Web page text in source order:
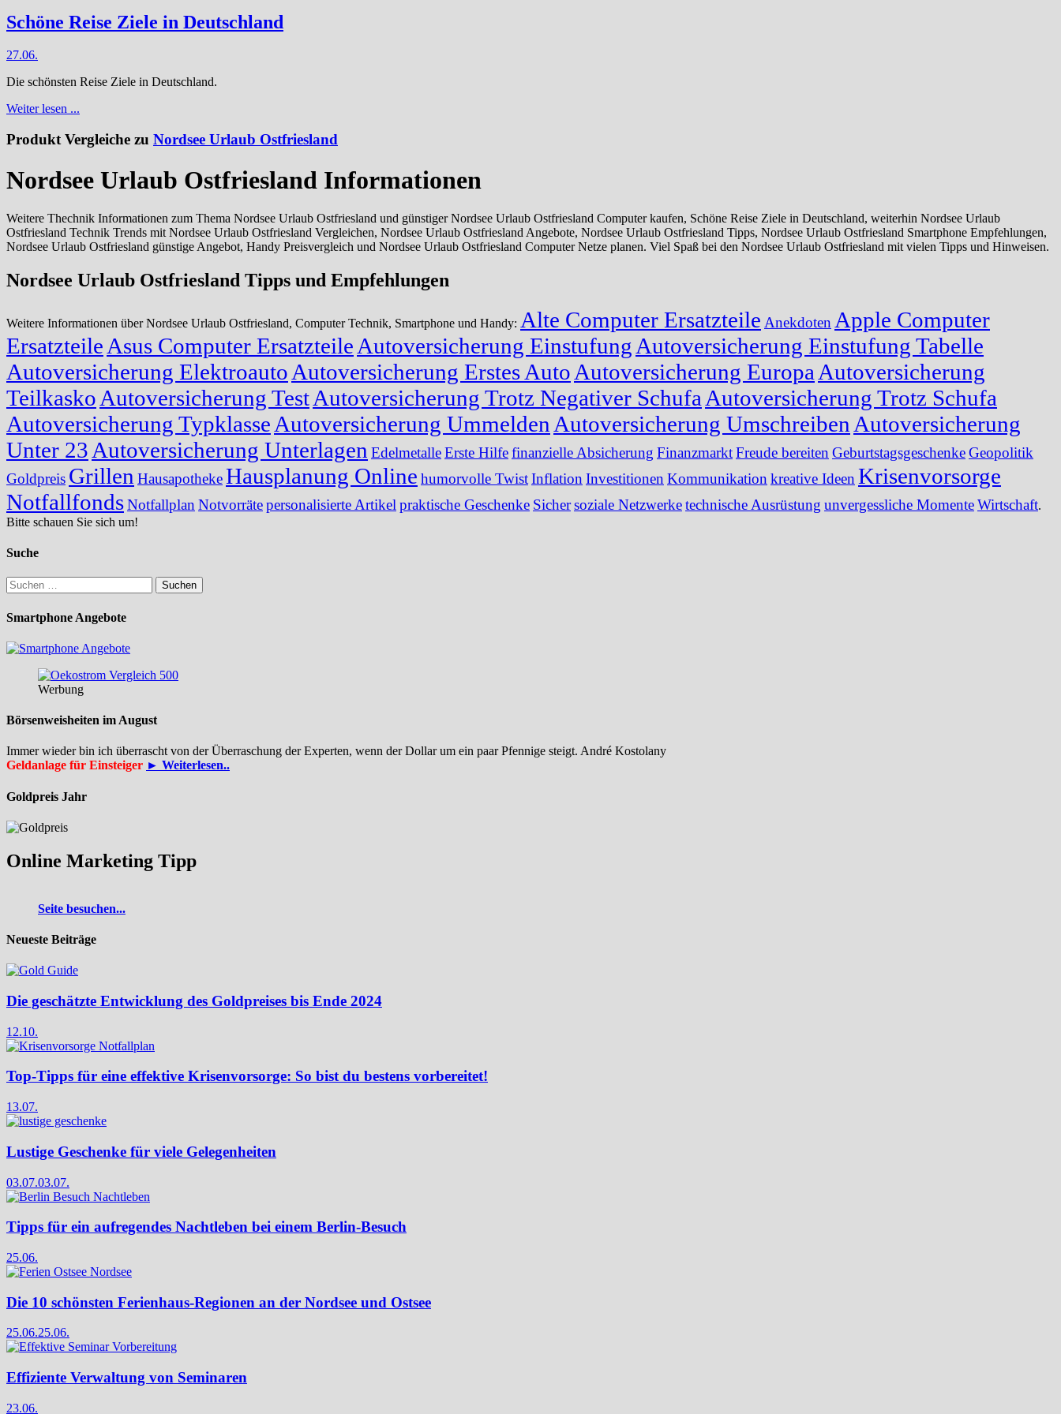
Schöne Reise Ziele in Deutschland
27.06.
Die schönsten Reise Ziele in Deutschland.
Weiter lesen ...
Produkt Vergleiche zu Nordsee Urlaub Ostfriesland
Nordsee Urlaub Ostfriesland Informationen
Weitere Thechnik Informationen zum Thema Nordsee Urlaub Ostfriesland und günstiger Nordsee Urlaub Ostfriesland Computer kaufen, Schöne Reise Ziele in Deutschland, weiterhin Nordsee Urlaub
Ostfriesland Technik Trends mit Nordsee Urlaub Ostfriesland Vergleichen, Nordsee Urlaub Ostfriesland Angebote, Nordsee Urlaub Ostfriesland Tipps, Nordsee Urlaub Ostfriesland Smartphone Empfehlungen,
Nordsee Urlaub Ostfriesland günstige Angebot, Handy Preisvergleich und Nordsee Urlaub Ostfriesland Computer Netze planen. Viel Spaß bei den Nordsee Urlaub Ostfriesland mit vielen Tipps und Hinweisen.
Nordsee Urlaub Ostfriesland Tipps und Empfehlungen
Weitere Informationen über Nordsee Urlaub Ostfriesland, Computer Technik, Smartphone und Handy: Alte Computer Ersatzteile Anekdoten Apple Computer
Ersatzteile Asus Computer Ersatzteile Autoversicherung Einstufung Autoversicherung Einstufung Tabelle
Autoversicherung Elektroauto Autoversicherung Erstes Auto Autoversicherung Europa Autoversicherung
Teilkasko Autoversicherung TestAutoversicherung Trotz Negativer Schufa Autoversicherung Trotz Schufa
Autoversicherung Typklasse Autoversicherung Ummelden Autoversicherung Umschreiben Autoversicherung
Unter 23 Autoversicherung Unterlagen EdelmetalleErste Hilfefinanzielle Absicherung FinanzmarktFreude bereiten GeburtstagsgeschenkeGeopolitik
Goldpreis Grillen HausapothekeHausplanung Online humorvolle TwistInflation Investitionen Kommunikation kreative Ideen Krisenvorsorge
NotfallfondsNotfallplan Notvorrätepersonalisierte Artikel praktische Geschenke Sichersoziale Netzwerketechnische Ausrüstung unvergessliche MomenteWirtschaft.
Bitte schauen Sie sich um!
Suche
Suchen
nach:
Smartphone Angebote
Werbung
Börsenweisheiten im August
Immer wieder bin ich überrascht von der Überraschung der Experten, wenn der Dollar um ein paar Pfennige steigt. André Kostolany
Geldanlage für Einsteiger ► Weiterlesen..
Goldpreis Jahr
Online Marketing Tipp
Seite besuchen...
Neueste Beiträge
Die geschätzte Entwicklung des Goldpreises bis Ende 2024
12.10.
Top-Tipps für eine effektive Krisenvorsorge: So bist du bestens vorbereitet!
13.07.
Lustige Geschenke für viele Gelegenheiten
03.07.03.07.
Tipps für ein aufregendes Nachtleben bei einem Berlin-Besuch
25.06.
Die 10 schönsten Ferienhaus-Regionen an der Nordsee und Ostsee
25.06.25.06.
Effiziente Verwaltung von Seminaren
23.06.